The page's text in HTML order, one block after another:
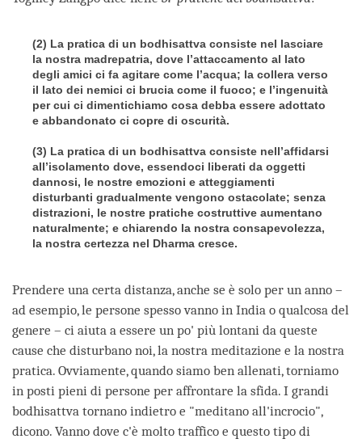
(2) La pratica di un bodhisattva consiste nel lasciare
la nostra madrepatria, dove l’attaccamento al lato
degli amici ci fa agitare come l’acqua; la collera verso
il lato dei nemici ci brucia come il fuoco; e l’ingenuità
per cui ci dimentichiamo cosa debba essere adottato
e abbandonato ci copre di oscurità.
(3) La pratica di un bodhisattva consiste nell’affidarsi
all’isolamento dove, essendoci liberati da oggetti
dannosi, le nostre emozioni e atteggiamenti
disturbanti gradualmente vengono ostacolate; senza
distrazioni, le nostre pratiche costruttive aumentano
naturalmente; e chiarendo la nostra consapevolezza,
la nostra certezza nel Dharma cresce.
Prendere una certa distanza, anche se è solo per un anno –
ad esempio, le persone spesso vanno in India o qualcosa del
genere – ci aiuta a essere un po' più lontani da queste
cause che disturbano noi, la nostra meditazione e la nostra
pratica. Ovviamente, quando siamo ben allenati, torniamo
in posti pieni di persone per affrontare la sfida. I grandi
bodhisattva tornano indietro e "meditano all'incrocio",
dicono. Vanno dove c'è molto traffico e questo tipo di